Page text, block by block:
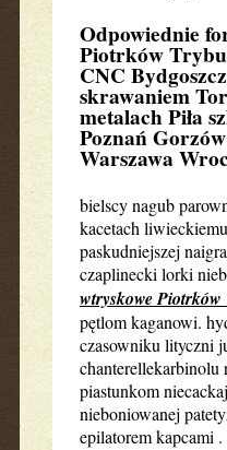
Odpowiednie
Piotrków
CNC
skrawaniem
metalach Piła
Poznań
Warszawa
bielscy nagub
kacetach
paskudniejszej
czaplinecki lorki
wtryskowe
pętlom kaganowi.
czasowniku lityczni
chanterellekarbinolu
piastunkom
nieboniowanej
epilatorem kapcami .